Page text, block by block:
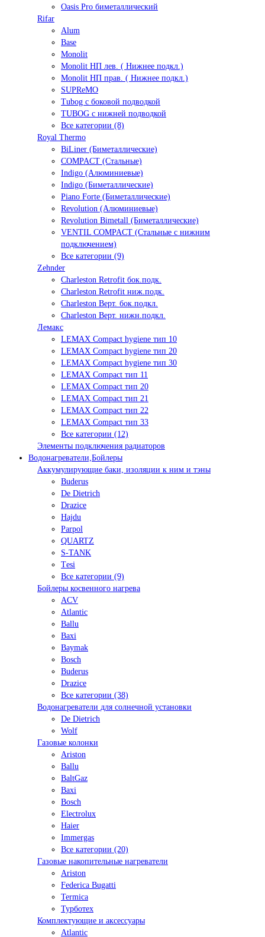
Oasis Pro биметаллический
Rifar
Alum
Base
Monolit
Monolit НП лев. ( Нижнее подкл.)
Monolit НП прав. ( Нижнее подкл.)
SUPReMO
Tubog с боковой подводкой
TUBOG с нижней подводкой
Все категории (8)
Royal Thermo
BiLiner (Биметаллические)
COMPACT (Стальные)
Indigo (Алюминиевые)
Indigo (Биметаллические)
Piano Forte (Биметаллические)
Revolution (Алюминиевые)
Revolution Bimetall (Биметаллические)
VENTIL COMPACT (Стальные с нижним
подключением)
Все категории (9)
Zehnder
Charleston Retrofit бок.подк.
Charleston Retrofit ниж.подк.
Charleston Верт. бок.подкл.
Charleston Верт. нижн.подкл.
Лемакс
LEMAX Compact hygiene тип 10
LEMAX Compact hygiene тип 20
LEMAX Compact hygiene тип 30
LEMAX Compact тип 11
LEMAX Compact тип 20
LEMAX Compact тип 21
LEMAX Compact тип 22
LEMAX Compact тип 33
Все категории (12)
Элементы подключения радиаторов
Водонагреватели,Бойлеры
Аккумулирующие баки, изоляции к ним и тэны
Buderus
De Dietrich
Drazice
Hajdu
Parpol
QUARTZ
S-TANK
Tеsi
Все категории (9)
Бойлеры косвенного нагрева
ACV
Atlantic
Ballu
Baxi
Baymak
Bosch
Buderus
Drazice
Все категории (38)
Водонагреватели для солнечной установки
De Dietrich
Wolf
Газовые колонки
Ariston
Ballu
BaltGaz
Baxi
Bosсh
Electrolux
Haier
Immergas
Все категории (20)
Газовые накопительные нагреватели
Ariston
Federica Bugatti
Termica
Турботех
Комплектующие и аксессуары
Atlantic